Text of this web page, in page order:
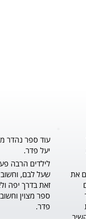
והוא מלווה באיורים חמודים שתואמים את
הנושא ועם הדמויות בסיפור. הסיפור
מלמד את הילדים לא להביע מייד את
עוד ספר נהדר
יעל פדר.
פדר.